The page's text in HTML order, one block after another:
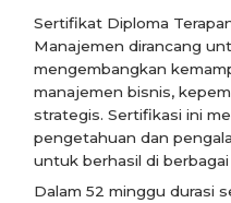
Sertifikat Diploma
Manajemen dirancang
mengembangkan
manajemen bisnis,
strategis. Sertifikasi ini
pengetahuan dan
untuk berhasil di
Dalam 52 minggu durasi